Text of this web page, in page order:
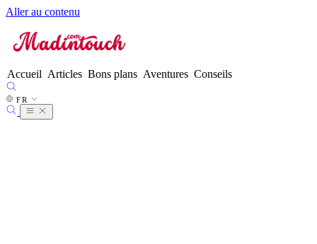
Aller au contenu
Accueil Articles Bons plans Aventures Conseils
FR
EN
ES
IT
PT